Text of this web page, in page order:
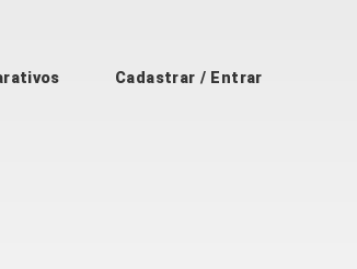
Cadastrar / Entrar